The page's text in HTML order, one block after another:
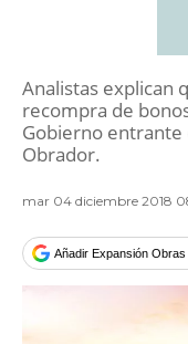
Analistas explican
recompra de
Gobierno entrante
Obrador.
mar 04 diciembre 2018
Añadir Expansión